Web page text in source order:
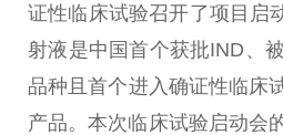
证性临床试验召开了项目启
射液是中国首个获批IND、
品种且首个进入确证性临床
产品。本次临床试验启动会